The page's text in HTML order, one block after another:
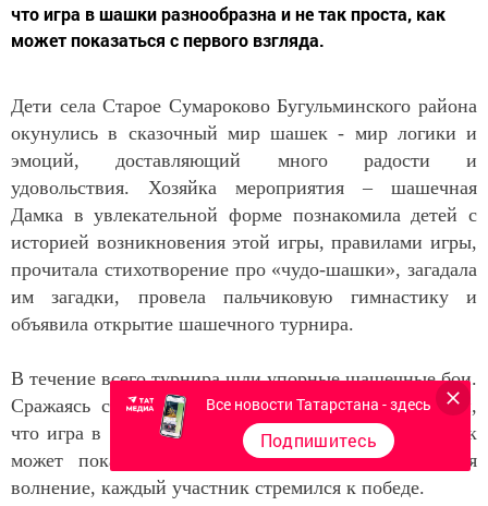
что игра в шашки разнообразна и не так проста, как
может показаться с первого взгляда.
Дети села Старое Сумароково Бугульминского района
окунулись в сказочный мир шашек - мир логики и
эмоций, доставляющий много радости и
удовольствия. Хозяйка мероприятия – шашечная
Дамка в увлекательной форме познакомила детей с
историей возникновения этой игры, правилами игры,
прочитала стихотворение про «чудо-шашки», загадала
им загадки, провела пальчиковую гимнастику и
объявила открытие шашечного турнира.
В течение всего турнира шли упорные шашечные бои.
Сражаясь со своими соперниками, ребята показали,
что игра в шашки разнообразна и не так проста, как
может показаться с первого взгляда. Преодолевая
волнение, каждый участник стремился к победе.
Все новости Татарстана - здесь
Подпишитесь